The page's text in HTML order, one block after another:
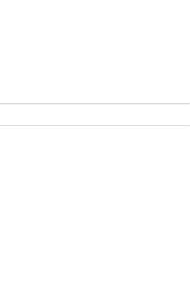
construite en 2017, offre un cadre